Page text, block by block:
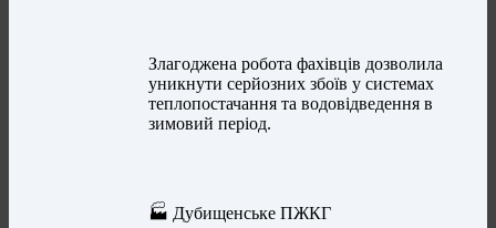
Злагоджена робота фахівців дозволила
уникнути серйозних збоїв у системах
теплопостачання та водовідведення в
зимовий період.
🏭 Дубищенське ПЖКГ